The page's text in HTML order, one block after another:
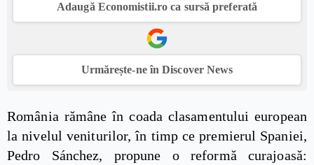
Adaugă Economistii.ro ca sursă preferată
Urmărește-ne în Discover News
România rămâne în coada clasamentului european
la nivelul veniturilor, în timp ce premierul Spaniei,
Pedro Sánchez, propune o reformă curajoasă: